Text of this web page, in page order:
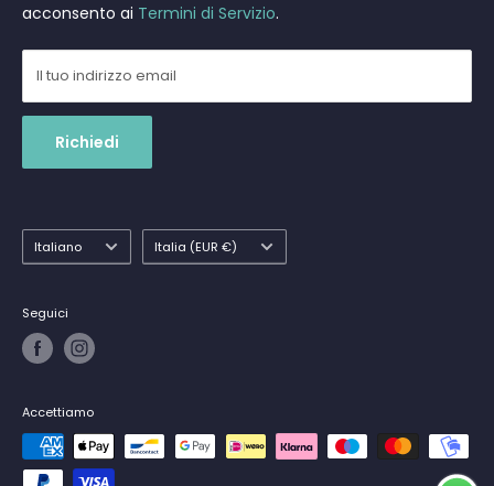
acconsento ai Termini di Servizio.
Il tuo indirizzo email
Richiedi
Lingua
Italiano Paese
Italia (EUR €)
Seguici
Accettiamo